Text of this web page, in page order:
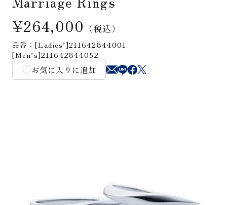
¥264,000 （税込）
品番：[Ladies’]211642844001
[Men’s]211642844052
お気に入りに追加